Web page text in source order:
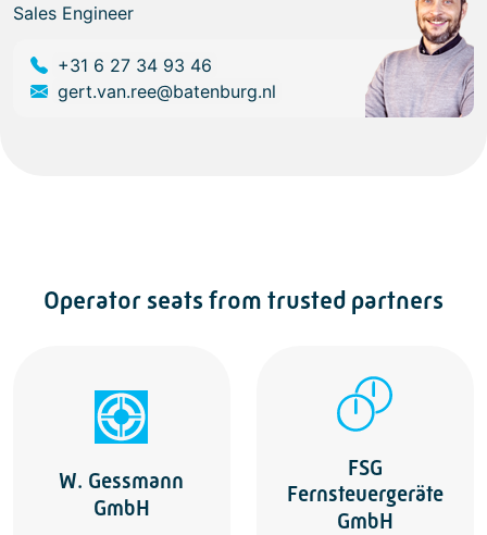
Sales Engineer
+31 6 27 34 93 46
gert.van.ree@batenburg.nl
Operator seats from trusted partners
W. Gessmann
GmbH
FSG
Fernsteuergeräte
GmbH